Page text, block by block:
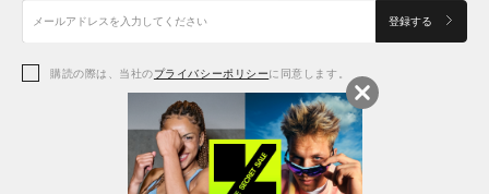
アクセサリー
アクセサリー
シューズ
アクセサリー
シューズ
登録する
購読の際は、当社のプライバシーポリシーに同意します。